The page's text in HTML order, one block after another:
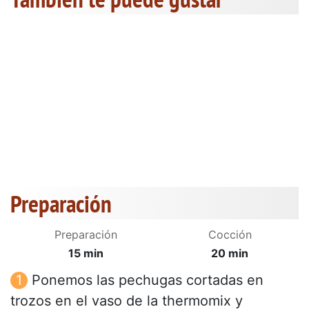
Preparación
Preparación
15 min
Cocción
20 min
Ponemos las pechugas cortadas en
trozos en el vaso de la thermomix y